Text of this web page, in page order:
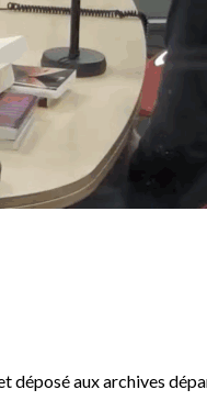
déposé aux archives